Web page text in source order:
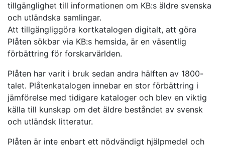
tillgänglighet till informationen om KB:s äldre svenska
och utländska samlingar.
Att tillgängliggöra kortkatalogen digitalt, att göra
Plåten sökbar via KB:s hemsida, är en väsentlig
förbättring för forskarvärlden.
Plåten har varit i bruk sedan andra hälften av 1800-
talet. Plåtenkatalogen innebar en stor förbättring i
jämförelse med tidigare kataloger och blev en viktig
källa till kunskap om det äldre beståndet av svensk
och utländsk litteratur.
Plåten är inte enbart ett nödvändigt hjälpmedel och